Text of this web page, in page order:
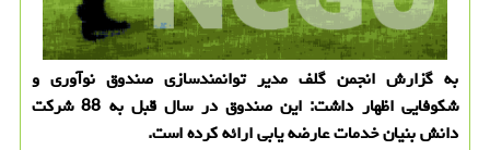
به گزارش انجمن گلف مدیر توانمندسازی صندوق نوآوری و
شكوفایی اظهار داشت: این صندوق در سال قبل به 88 شركت
دانش بنیان خدمات عارضه یابی ارائه كرده است.